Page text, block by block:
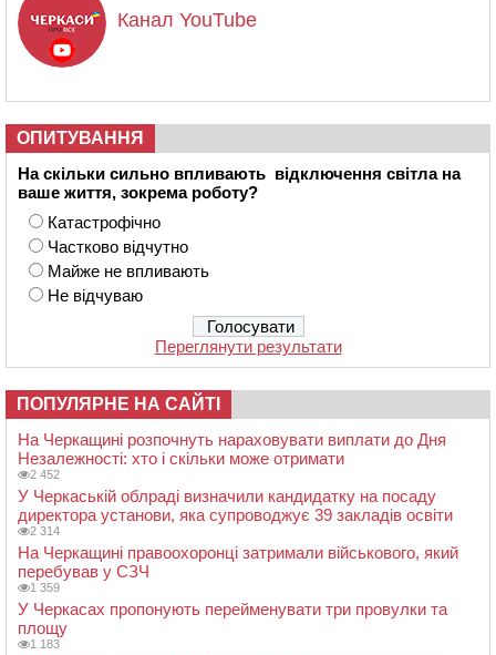
Канал YouTube
ОПИТУВАННЯ
На скільки сильно впливають відключення світла на
ваше життя, зокрема роботу?
Катастрофічно
Частково відчутно
Майже не впливають
Не відчуваю
Переглянути результати
ПОПУЛЯРНЕ НА САЙТІ
На Черкащині розпочнуть нараховувати виплати до Дня
Незалежності: хто і скільки може отримати
2 452
У Черкаській облраді визначили кандидатку на посаду
директора установи, яка супроводжує 39 закладів освіти
2 314
На Черкащині правоохоронці затримали військового, який
перебував у СЗЧ
1 359
У Черкасах пропонують перейменувати три провулки та
площу
1 183